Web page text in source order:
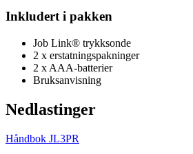
Inkludert i pakken
Job Link® trykksonde
2 x erstatningspakninger
2 x AAA-batterier
Bruksanvisning
Nedlastinger
Håndbok JL3PR